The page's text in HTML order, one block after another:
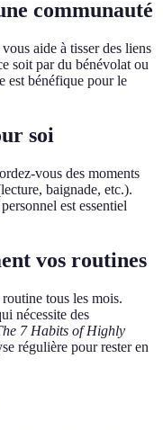
communauté
aide à tisser des liens
soit par du bénévolat ou
est bénéfique pour le
soi
vous des moments
baignade, etc.).
est essentiel
vos routines
tous les mois.
nécessite des
7 Habits of Highly
régulière pour rester en